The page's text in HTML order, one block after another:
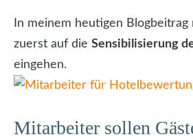
In meinem heutigen
zuerst auf die Sensibilisierung
eingehen.
Mitarbeiter sollen